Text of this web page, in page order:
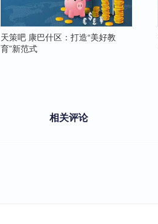
天策吧 康巴什区：打造“美好教
育”新范式
相关评论